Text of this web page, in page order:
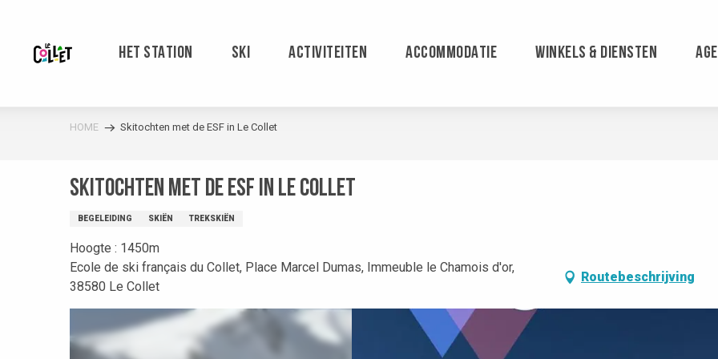
contenu
principal
HET STATION SKI ACTIVITEITEN ACCOMMODATIE WINKELS & DIENSTEN
HOME Skitochten met de ESF in Le Collet
Skitochten met de ESF in Le Collet
BEGELEIDING SKIËN TREKSKIËN
Hoogte : 1450m
Ecole de ski français du Collet, Place Marcel Dumas, Immeuble le Chamois d'or,
38580 Le Collet
Routebeschrijving